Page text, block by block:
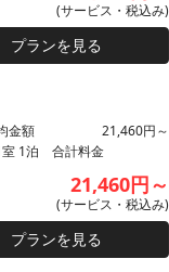
(サービス・税込み)
プランを見る
金額
21,460円～
室 1泊 合計料金
21,460円～
(サービス・税込み)
プランを見る